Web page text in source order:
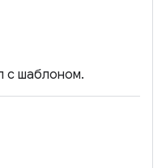
с шаблоном.